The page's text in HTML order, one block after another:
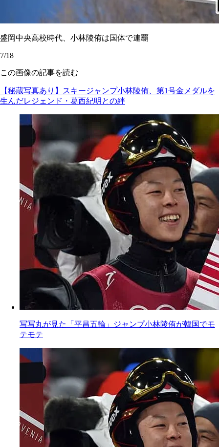
盛岡中央高校時代、小林陵侑は国体で連覇
7/18
この画像の記事を読む
【秘蔵写真あり】スキージャンプ小林陵侑、第1号金メダルを
生んだレジェンド・葛西紀明との絆
写写丸が見た「平昌五輪」ジャンプ小林陵侑が韓国でモ
テモテ